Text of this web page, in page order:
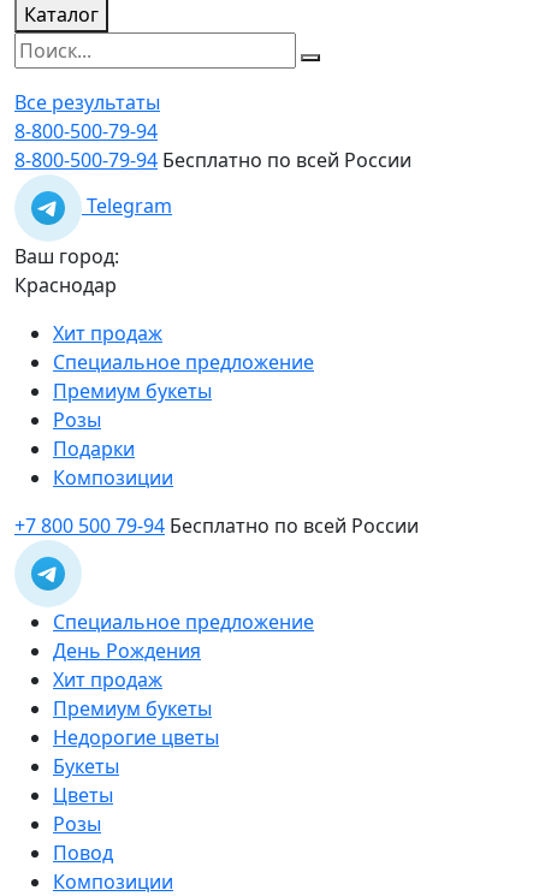
Каталог
Все результаты
8-800-500-79-94
8-800-500-79-94 Бесплатно по всей России
Telegram
Ваш город:
Краснодар
Хит продаж
Специальное предложение
Премиум букеты
Розы
Подарки
Композиции
+7 800 500 79-94 Бесплатно по всей России
Специальное предложение
День Рождения
Хит продаж
Премиум букеты
Недорогие цветы
Букеты
Цветы
Розы
Повод
Композиции